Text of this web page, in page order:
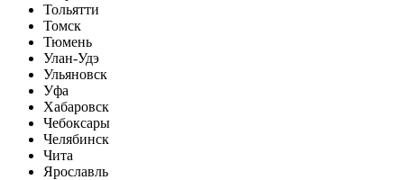
Тольятти
Томск
Тюмень
Улан-Удэ
Ульяновск
Уфа
Хабаровск
Чебоксары
Челябинск
Чита
Ярославль